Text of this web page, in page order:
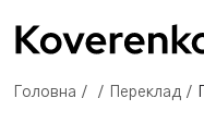
Головна / / Переклад /